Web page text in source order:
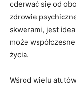
oderwać się od
zdrowie‌
skwerami,‍ jest
może
życia.
Wśród wielu